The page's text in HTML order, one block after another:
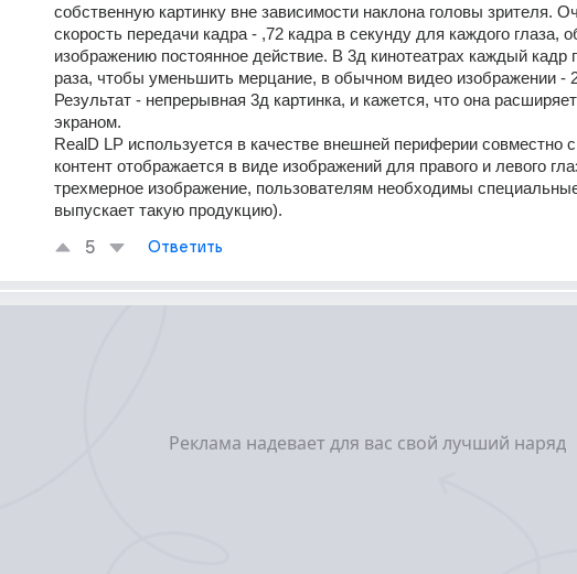
собственную картинку вне зависимости наклона головы зрителя.
скорость передачи кадра - ,72 кадра в секунду для каждого глаза,
изображению постоянное действие. В 3д кинотеатрах каждый кадр
раза, чтобы уменьшить мерцание, в обычном видео изображении -
Результат - непрерывная 3д картинка, и кажется, что она
экраном.
RealD LP используется в качестве внешней периферии совместно
контент отображается в виде изображений для правого и левого
трехмерное изображение, пользователям необходимы
выпускает такую продукцию).
5 Ответить